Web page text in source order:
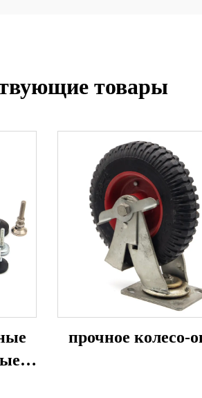
товары
прочное колесо-